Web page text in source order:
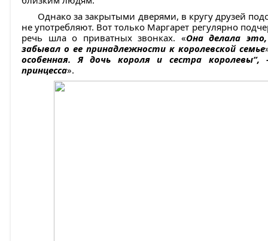
Однако за закрытыми дверями, в кругу друзей
не употребляют. Вот только Маргарет регулярно
речь шла о приватных звонках. «Она делала
забывал о ее принадлежности к королевской семье
особенная. Я дочь короля и сестра
принцесса».